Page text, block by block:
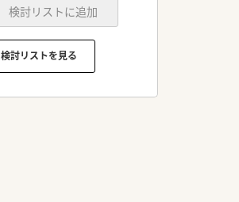
検討リストに追加
検討リストを見る